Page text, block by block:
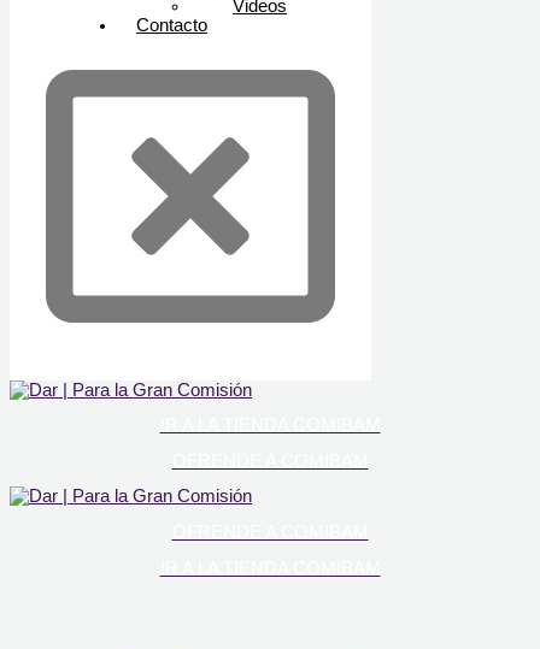
Videos
Contacto